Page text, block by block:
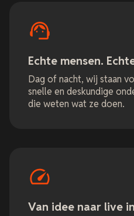
Echte mensen.
Dag of nacht, wij staan
snelle en deskundige
die weten wat ze doen.
Van idee naar live